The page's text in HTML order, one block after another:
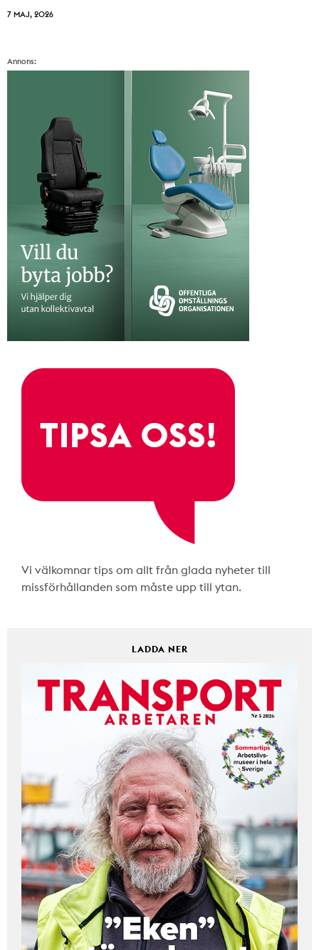
7 MAJ, 2026
Annons:
Vi välkomnar tips om allt från glada nyheter till
missförhållanden som måste upp till ytan.
LADDA NER